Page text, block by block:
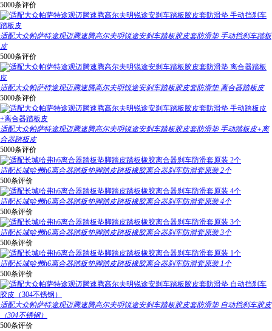
5000条评价
适配大众帕萨特途观迈腾速腾高尔夫明锐途安刹车踏板胶皮套防滑垫 手动挡刹车踏板
皮
5000条评价
适配大众帕萨特途观迈腾速腾高尔夫明锐途安刹车踏板胶皮套防滑垫 离合器踏板皮
5000条评价
适配大众帕萨特途观迈腾速腾高尔夫明锐途安刹车踏板胶皮套防滑垫 手动踏板皮+离
合器踏板皮
5000条评价
适配长城哈弗h6离合器踏板垫脚踏皮踏板橡胶离合器刹车防滑套原装 2个
500条评价
适配长城哈弗h6离合器踏板垫脚踏皮踏板橡胶离合器刹车防滑套原装 4个
500条评价
适配长城哈弗h6离合器踏板垫脚踏皮踏板橡胶离合器刹车防滑套原装 3个
500条评价
适配长城哈弗h6离合器踏板垫脚踏皮踏板橡胶离合器刹车防滑套原装 1个
500条评价
适配大众帕萨特途观迈腾速腾高尔夫明锐途安刹车踏板胶皮套防滑垫 自动挡刹车胶皮
（304不锈钢）
500条评价